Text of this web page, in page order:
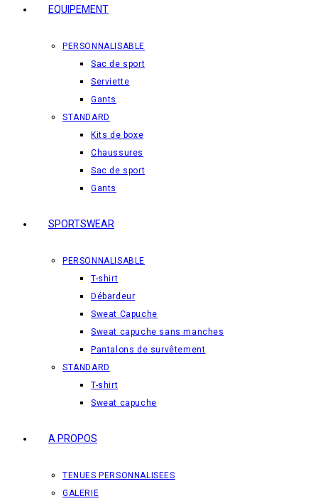
EQUIPEMENT
PERSONNALISABLE
Sac de sport
Serviette
Gants
STANDARD
Kits de boxe
Chaussures
Sac de sport
Gants
SPORTSWEAR
PERSONNALISABLE
T-shirt
Débardeur
Sweat Capuche
Sweat capuche sans manches
Pantalons de survêtement
STANDARD
T-shirt
Sweat capuche
A PROPOS
TENUES PERSONNALISEES
GALERIE